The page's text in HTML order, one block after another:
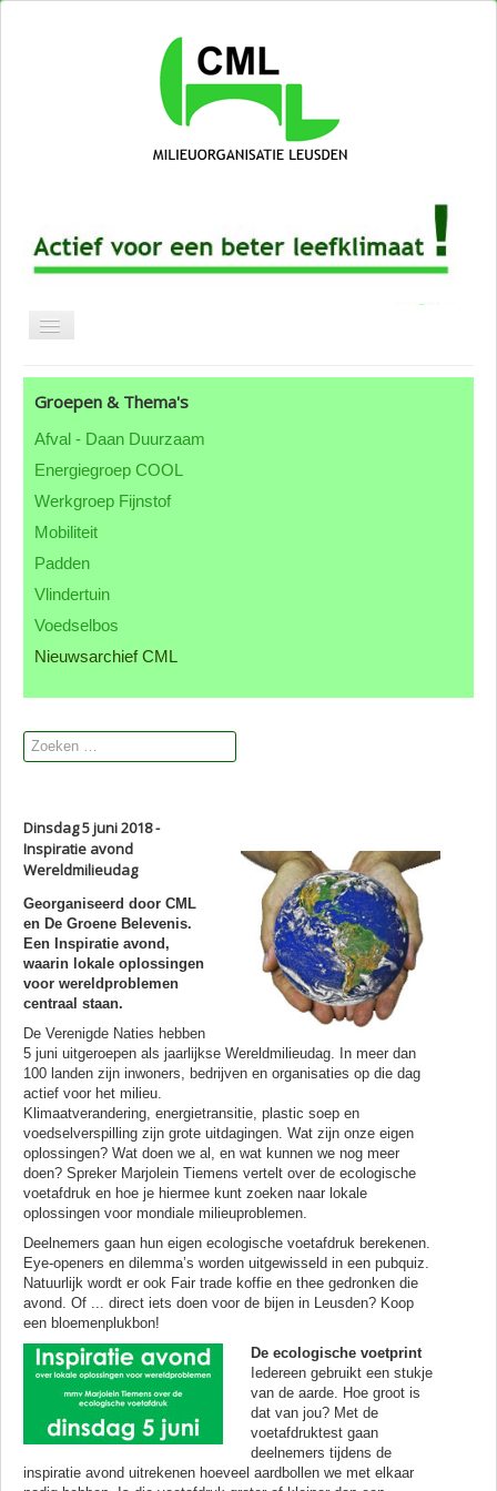
Blog CML
Over CML
ANBI
Contact CML
Groepen & Thema's
Afval - Daan Duurzaam
Energiegroep COOL
Werkgroep Fijnstof
Mobiliteit
Padden
Vlindertuin
Voedselbos
Nieuwsarchief CML
Dinsdag 5 juni 2018 -
Inspiratie avond
Wereldmilieudag
Georganiseerd door CML
en De Groene Belevenis.
Een Inspiratie avond,
waarin lokale oplossingen
voor wereldproblemen
centraal staan.
De Verenigde Naties hebben
5 juni uitgeroepen als jaarlijkse Wereldmilieudag. In meer dan
100 landen zijn inwoners, bedrijven en organisaties op die dag
actief voor het milieu.
Klimaatverandering, energietransitie, plastic soep en
voedselverspilling zijn grote uitdagingen. Wat zijn onze eigen
oplossingen? Wat doen we al, en wat kunnen we nog meer
doen? Spreker Marjolein Tiemens vertelt over de ecologische
voetafdruk en hoe je hiermee kunt zoeken naar lokale
oplossingen voor mondiale milieuproblemen.
Deelnemers gaan hun eigen ecologische voetafdruk berekenen.
Eye-openers en dilemma’s worden uitgewisseld in een pubquiz.
Natuurlijk wordt er ook Fair trade koffie en thee gedronken die
avond. Of ... direct iets doen voor de bijen in Leusden? Koop
een bloemenplukbon!
De ecologische voetprint
Iedereen gebruikt een stukje
van de aarde. Hoe groot is
dat van jou? Met de
voetafdruktest gaan
deelnemers tijdens de
inspiratie avond uitrekenen hoeveel aardbollen we met elkaar